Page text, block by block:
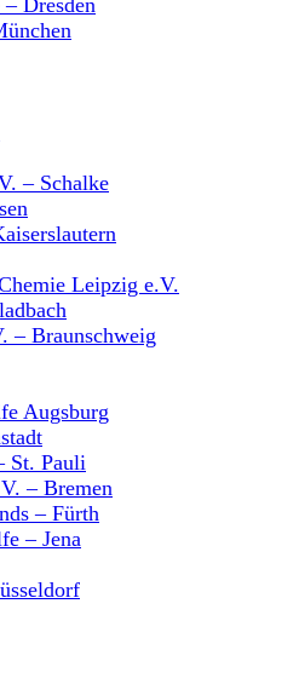
Dresden
– Schalke
Leipzig e.V.
– Braunschweig
Augsburg
St. Pauli
– Bremen
– Fürth
– Jena